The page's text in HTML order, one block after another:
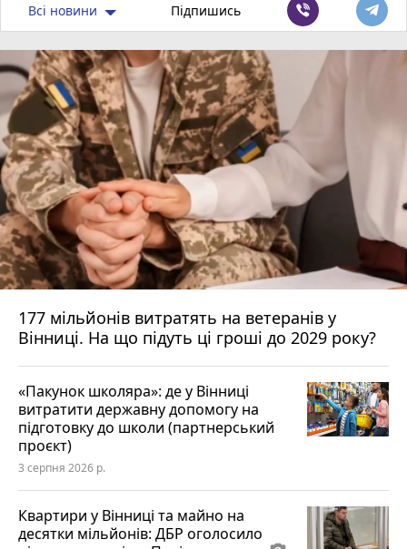
Всі новини Підпишись
177 мільйонів витратять на ветеранів у
Вінниці. На що підуть ці гроші до 2029 року?
«Пакунок школяра»: де у Вінниці
витратити державну допомогу на
підготовку до школи (партнерський
проєкт)
3 серпня 2026 р.
Квартири у Вінниці та майно на
десятки мільйонів: ДБР оголосило